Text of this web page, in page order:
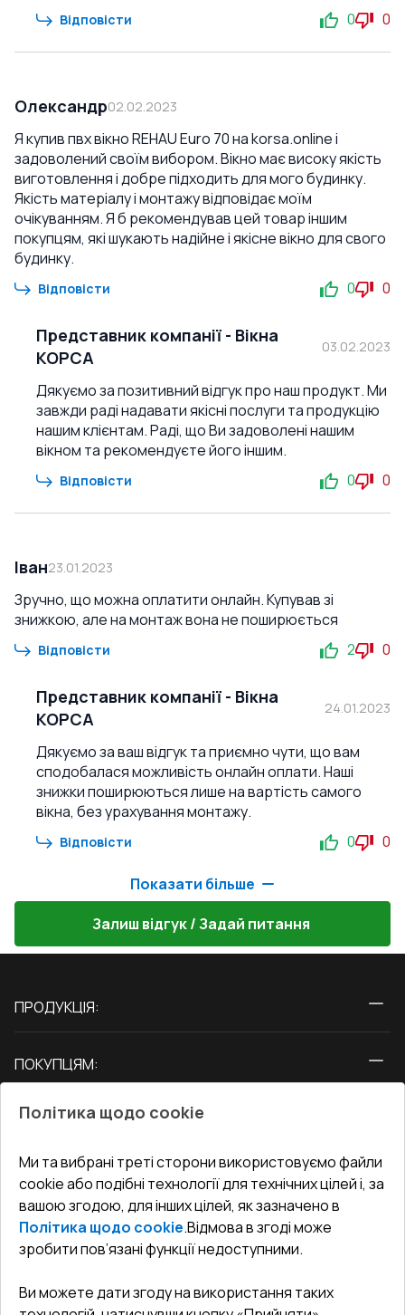
Відповісти 0 0
Олександр02.02.2023
Я купив пвх вікно REHAU Euro 70 на korsa.online і
задоволений своїм вибором. Вікно має високу якість
виготовлення і добре підходить для мого будинку.
Якість матеріалу і монтажу відповідає моїм
очікуванням. Я б рекомендував цей товар іншим
покупцям, які шукають надійне і якісне вікно для свого
будинку.
Відповісти 0 0
Представник компанії - Вікна
КОРСА
03.02.2023
Дякуємо за позитивний відгук про наш продукт. Ми
завжди раді надавати якісні послуги та продукцію
нашим клієнтам. Раді, що Ви задоволені нашим
вікном та рекомендуєте його іншим.
Відповісти 0 0
Іван23.01.2023
Зручно, що можна оплатити онлайн. Купував зі
знижкою, але на монтаж вона не поширюється
Відповісти 2 0
Представник компанії - Вікна
КОРСА
24.01.2023
Дякуємо за ваш відгук та приємно чути, що вам
сподобалася можливість онлайн оплати. Наші
знижки поширюються лише на вартість самого
вікна, без урахування монтажу.
Відповісти 0 0
Показати більше
Залиш відгук / Задай питання
ПРОДУКЦІЯ:
Двері
ПОКУПЦЯМ:
Блог
Адреса гіпермаркета
Як правильно заміряти вікна
СЕРВІС ТА ОБЛУГОВУВАННЯ:
Доставка і Оплата
Гарантія та Сервіс
Повернення товару
Договір публічної оферти
КОНТАКТИ
Офіс:Україна, м. Вінниця, вул. Келецька 60 кв. 61
undefined(undefined)
Політика щодо cookie
Ми та вибрані треті сторони використовуємо файли
cookie або подібні технології для технічних цілей і, за
вашою згодою, для інших цілей, як зазначено в
Політика щодо cookie.Відмова в згоді може
зробити пов’язані функції недоступними.
Ви можете дати згоду на використання таких